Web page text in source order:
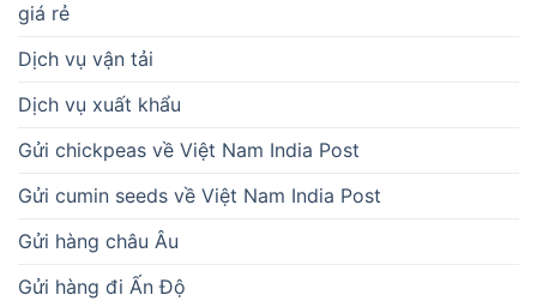
giá rẻ
Dịch vụ vận tải
Dịch vụ xuất khẩu
Gửi chickpeas về Việt Nam India Post
Gửi cumin seeds về Việt Nam India Post
Gửi hàng châu Âu
Gửi hàng đi Ấn Độ